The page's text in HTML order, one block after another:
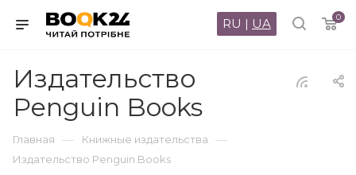
0
RU | UA
Издательство
Penguin Books
Главная — Книжные издательства —
Издательство Penguin Books